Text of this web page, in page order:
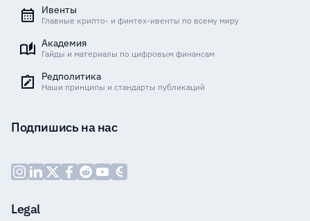
Ивенты
Главные крипто- и финтех-ивенты по всему миру
Академия
Гайды и материалы по цифровым финансам
Редполитика
Наши принципы и стандарты публикаций
Подпишись на нас
Legal